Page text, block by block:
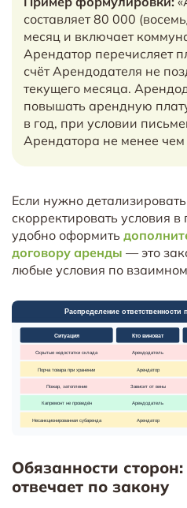
составляет 80 000
месяц и включает
Арендатор перечисляет
счёт Арендодателя не
текущего месяца.
повышать арендную
в год, при условии
Арендатора не менее чем
Если нужно
скорректировать условия
удобно оформить
договору аренды — это
любые условия по
Обязанности сторон:
отвечает по закону